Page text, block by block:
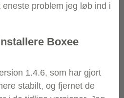
problem jeg løb ind i
Boxee
1.4.6, som har gjort
stabilt, og fjernet de